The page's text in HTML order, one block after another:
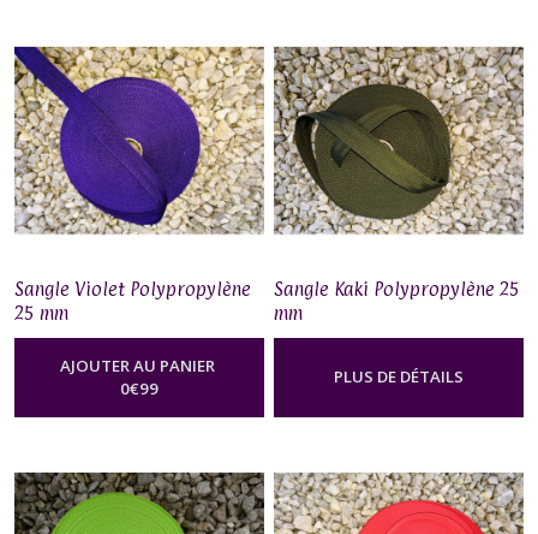
Sangle Violet Polypropylène
25 mm
AJOUTER AU PANIER
0€99
Sangle Kaki Polypropylène 25
mm
PLUS DE DÉTAILS